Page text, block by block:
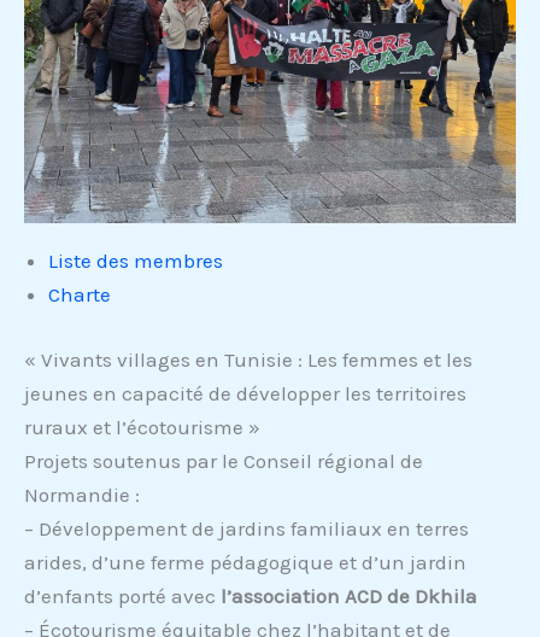
Liste des membres
Charte
« Vivants villages en Tunisie : Les femmes et les
jeunes en capacité de développer les territoires
ruraux et l’écotourisme »
Projets soutenus par le Conseil régional de
Normandie :
– Développement de jardins familiaux en terres
arides, d’une ferme pédagogique et d’un jardin
d’enfants porté avec l’association ACD de Dkhila
– Écotourisme équitable chez l’habitant et de